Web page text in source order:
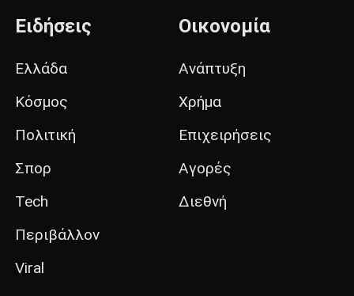
Ειδήσεις
Ελλάδα
Κόσμος
Πολιτική
Σπορ
Tech
Περιβάλλον
Viral
Οικονομία
Ανάπτυξη
Χρήμα
Επιχειρήσεις
Αγορές
Διεθνή